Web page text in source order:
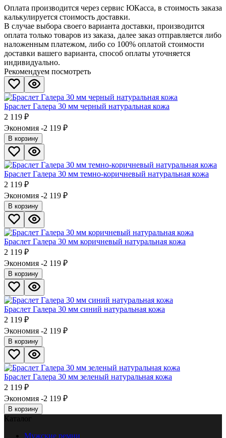
Оплата производится через сервис ЮКасса, в стоимость заказа
калькулируется стоимость доставки.
В случае выбора своего варианта доставки, производится
оплата только товаров из заказа, далее заказ отправляется либо
наложенным платежом, либо со 100% оплатой стоимости
доставки вашего варианта, способ оплаты уточняется
индивидуально.
Рекомендуем посмотреть
Браслет Галера 30 мм черный натуральная кожа
2 119 ₽
Экономия -2 119 ₽
В корзину
Браслет Галера 30 мм темно-коричневый натуральная кожа
2 119 ₽
Экономия -2 119 ₽
В корзину
Браслет Галера 30 мм коричневый натуральная кожа
2 119 ₽
Экономия -2 119 ₽
В корзину
Браслет Галера 30 мм синий натуральная кожа
2 119 ₽
Экономия -2 119 ₽
В корзину
Браслет Галера 30 мм зеленый натуральная кожа
2 119 ₽
Экономия -2 119 ₽
В корзину
Каталог
Мужские ремни